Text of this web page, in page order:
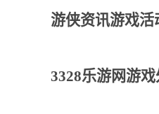
游侠资讯游戏活
3328乐游网游